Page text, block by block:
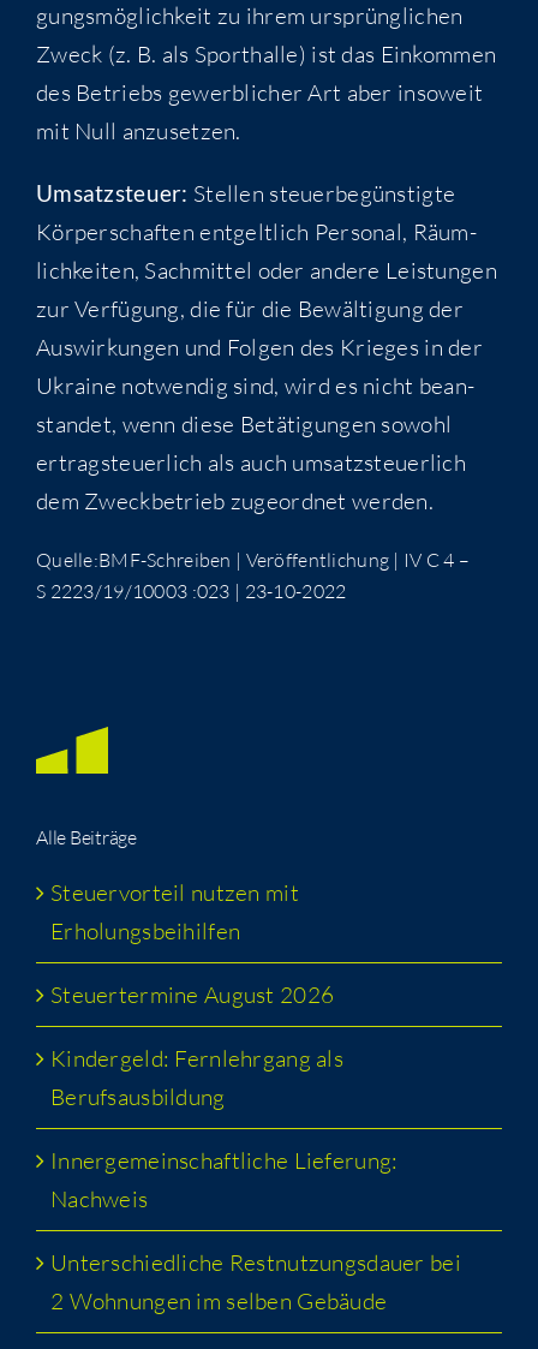
gungs­mög­lich­keit zu ihrem ursprüng­li­chen
Zweck (z. B. als Sport­hal­le) ist das Ein­kom­men
des Betriebs gewerb­li­cher Art aber inso­weit
mit Null anzusetzen.
Umsatz­steu­er: Stel­len steu­er­be­güns­tig­te
Kör­per­schaf­ten ent­gelt­lich Per­so­nal, Räum­
lich­kei­ten, Sach­mit­tel oder ande­re Leis­tun­gen
zur Ver­fü­gung, die für die Bewäl­ti­gung der
Aus­wir­kun­gen und Fol­gen des Krie­ges in der
Ukrai­ne not­wen­dig sind, wird es nicht bean­
stan­det, wenn die­se Betä­ti­gun­gen sowohl
ertrag­steu­er­lich als auch umsatz­steu­er­lich
dem Zweck­be­trieb zuge­ord­net werden.
Quelle:BMF-Schreiben | Ver­öf­fent­li­chung | IV C 4 –
S 2223/19/10003 :023 | 23-10-2022
Alle Bei­trä­ge
Steu­er­vor­teil nut­zen mit
Erholungsbeihilfen
Steu­er­ter­mi­ne August 2026
Kin­der­geld: Fern­lehr­gang als
Berufsausbildung
Inner­ge­mein­schaft­li­che Lie­fe­rung:
Nachweis
Unter­schied­li­che Rest­nut­zungs­dau­er bei
2 Woh­nun­gen im sel­ben Gebäude